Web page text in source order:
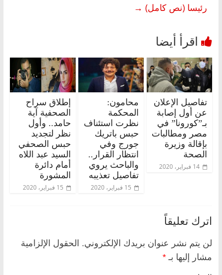
رئيسا (نص كامل) →
تفاصيل الإعلان
عن أول إصابة
بـ”كورونا” في
مصر ومطالبات
بإقالة وزيرة
الصحة
14 فبراير، 2020
محامون:
المحكمة
نظرت استئناف
حبس باتريك
جورج وفي
انتظار القرار..
والباحث يروي
تفاصيل تعذيبه
15 فبراير، 2020
إطلاق سراح
الصحفية آية
حامد.. وأول
نظر لتجديد
حبس الصحفي
السيد عبد اللاه
أمام دائرة
المشورة
15 فبراير، 2020
اترك تعليقاً
لن يتم نشر عنوان بريدك الإلكتروني. الحقول الإلزامية
مشار إليها بـ *